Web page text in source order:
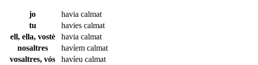
jo havia calmat
tu
havies calmat
ell, ella, vostè
havia calmat
nosaltres
havíem calmat
vosaltres, vós
havíeu calmat